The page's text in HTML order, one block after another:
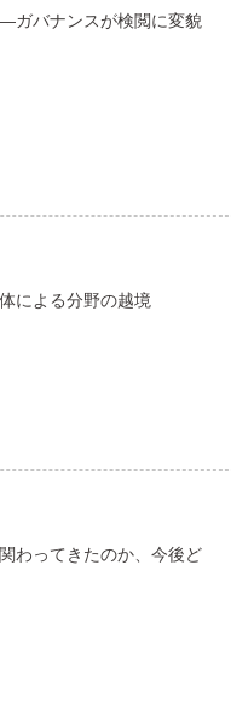
ガバナンスが検閲に変貌
による分野の越境
わってきたのか、今後ど